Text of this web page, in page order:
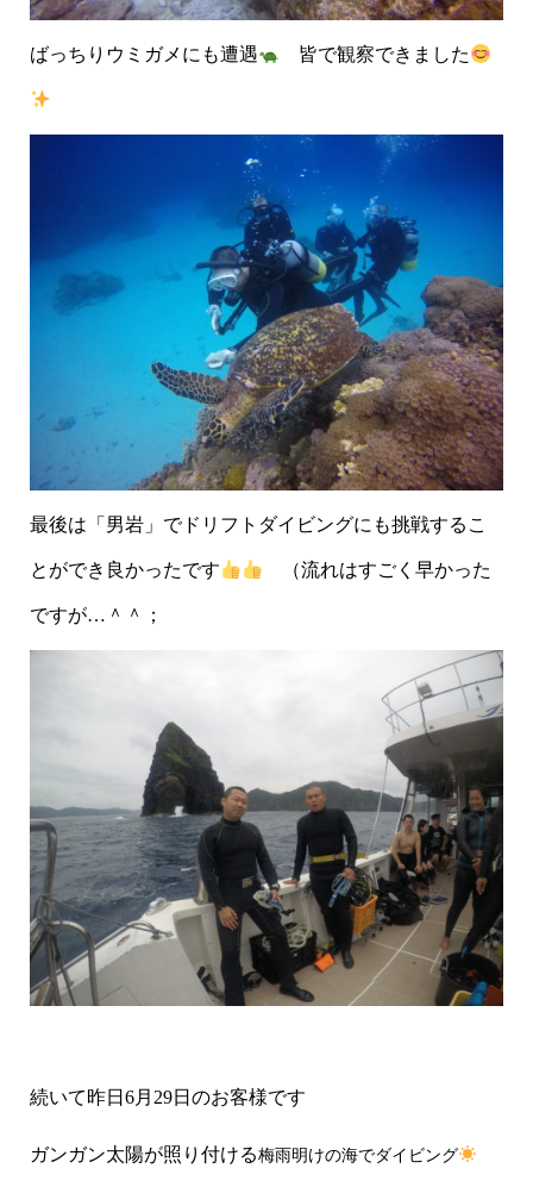
ばっちりウミガメにも遭遇 皆で観察できました
最後は「男岩」でドリフトダイビングにも挑戦するこ
とができ良かったです （流れはすごく早かった
ですが…＾＾；
続いて昨日6月29日のお客様です
ガンガン太陽が照り付ける梅雨明けの海でダイビング